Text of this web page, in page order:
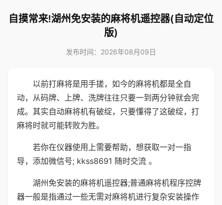
自摸常来!湖州免安装的麻将机遥控器(自动定位
版)
发布时间：2026年08月09日
以前打麻将是用手搓，如今的麻将机都是全自
动，从码牌、上牌、洗牌往往只要一到两分钟就会完
成。其实自动麻将机有破绽，只要懂得了这破绽，打
麻将时就可能转败为胜。
若你在仪器使用上需要帮助，想获取一对一指
导，添加微信号; kkss8691 随时交流 。
湖州免安装的麻将机遥控器;普通麻将机程序控牌
器一般是指通过一些无需对麻将机进行复杂安装操作